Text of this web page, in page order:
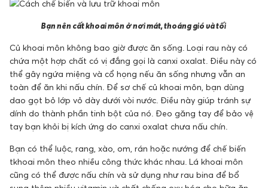
Bạn nên cất khoai môn ở nơi mát, thoáng gió và tối
Củ khoai môn không bao giờ được ăn sống. Loại rau này có
chứa một hợp chất có vị đắng gọi là canxi oxalat. Điều này có
thể gây ngứa miệng và cổ họng nếu ăn sống nhưng vẫn an
toàn để ăn khi nấu chín. Để sơ chế củ khoai môn, bạn dùng
dao gọt bỏ lớp vỏ dày dưới vòi nước. Điều này giúp tránh sự
dính do thành phần tinh bột của nó. Đeo găng tay để bảo vệ
tay bạn khỏi bị kích ứng do canxi oxalat chưa nấu chín.
Bạn có thể luộc, rang, xào, om, rán hoặc nướng để chế biến
tkhoai môn theo nhiều công thức khác nhau. Lá khoai môn
cũng có thể được nấu chín và sử dụng như rau bina để bổ